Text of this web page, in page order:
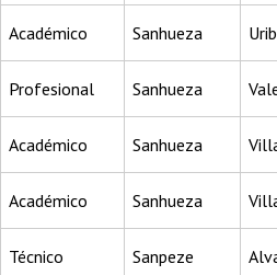
Académico Sanhueza
Profesional Sanhueza
Académico Sanhueza
Académico Sanhueza
Técnico Sanpeze